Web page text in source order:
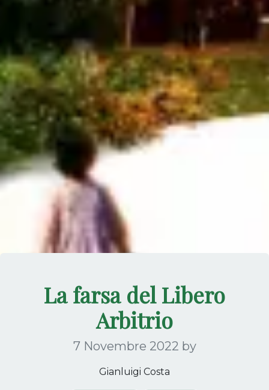
La farsa del Libero
Arbitrio
7 Novembre 2022 by
Gianluigi Costa